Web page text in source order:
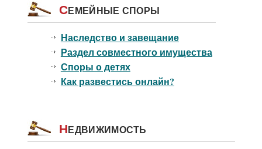
СЕМЕЙНЫЕ СПОРЫ
Наследство и завещание
Раздел совместного имущества
Споры о детях
Как развестись онлайн?
НЕДВИЖИМОСТЬ